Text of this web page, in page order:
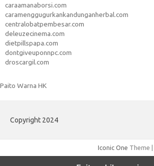
caraamanaborsi.com
caramenggugurkankandunganherbal.com
centralobatpembesar.com
deleuzecinema.com
dietpillspapa.com
dontgiveuponnpc.com
droscargil.com
Paito Warna HK
Copyright 2024
Iconic One Theme